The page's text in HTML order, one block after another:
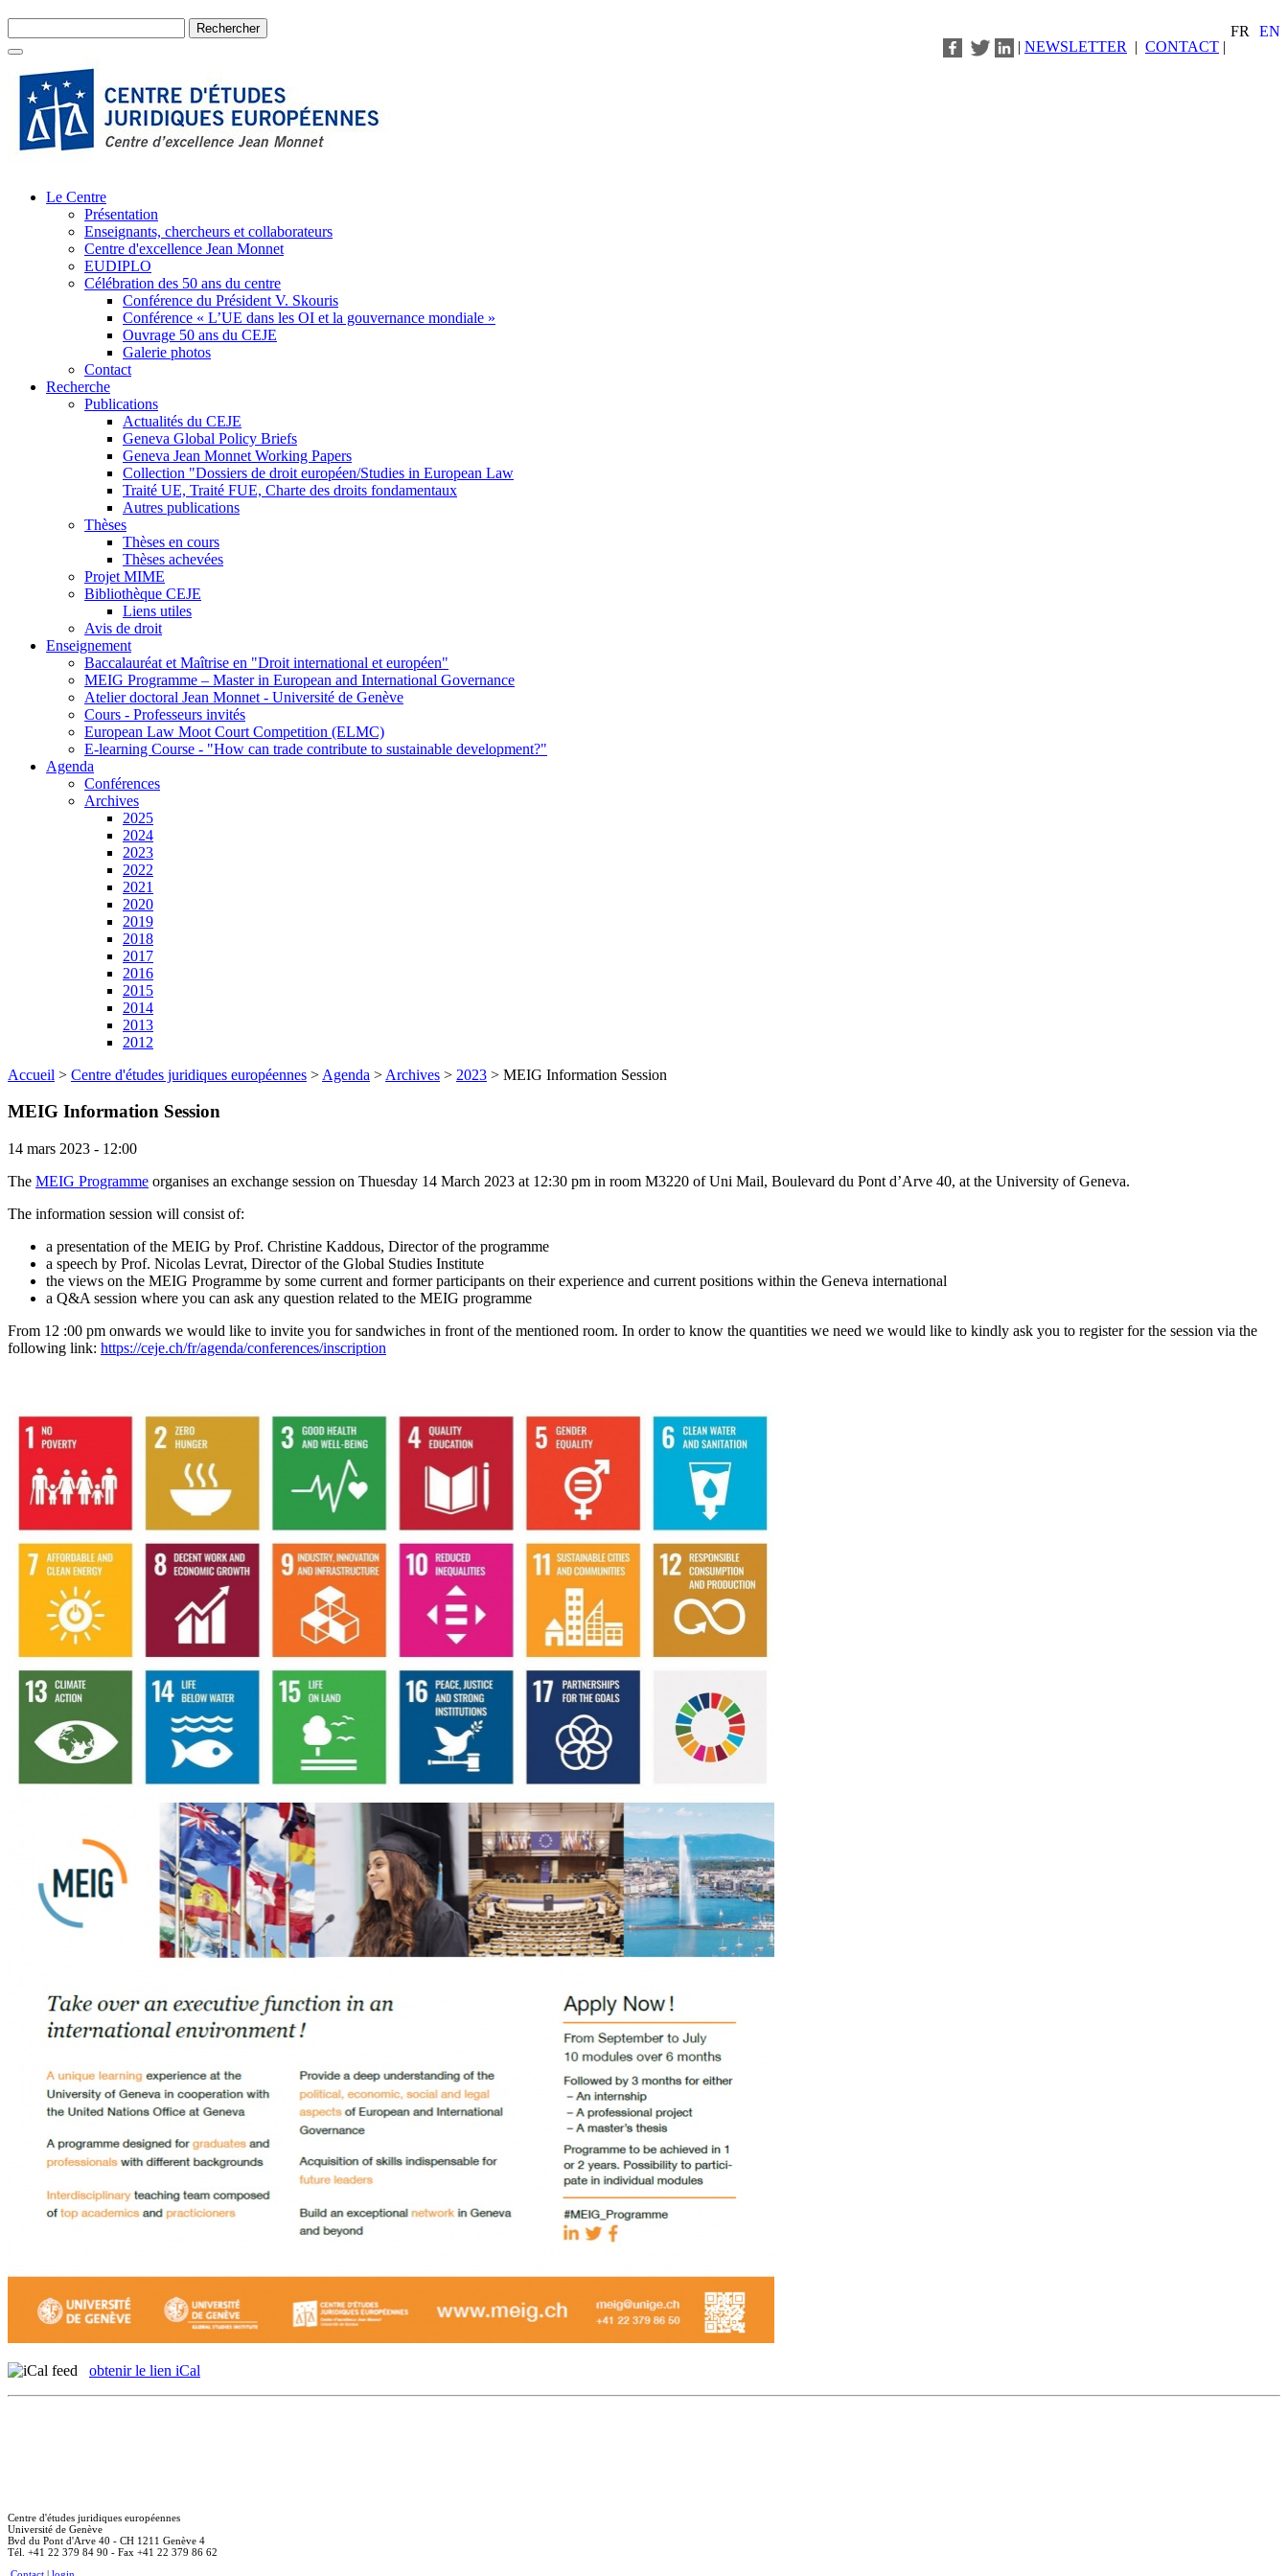
FR
EN
| NEWSLETTER | CONTACT |
Le Centre
Présentation
Enseignants, chercheurs et collaborateurs
Centre d'excellence Jean Monnet
EUDIPLO
Célébration des 50 ans du centre
Conférence du Président V. Skouris
Conférence « L’UE dans les OI et la gouvernance mondiale »
Ouvrage 50 ans du CEJE
Galerie photos
Contact
Recherche
Publications
Actualités du CEJE
Geneva Global Policy Briefs
Geneva Jean Monnet Working Papers
Collection "Dossiers de droit européen/Studies in European Law
Traité UE, Traité FUE, Charte des droits fondamentaux
Autres publications
Thèses
Thèses en cours
Thèses achevées
Projet MIME
Bibliothèque CEJE
Liens utiles
Avis de droit
Enseignement
Baccalauréat et Maîtrise en "Droit international et européen"
MEIG Programme – Master in European and International Governance
Atelier doctoral Jean Monnet - Université de Genève
Cours - Professeurs invités
European Law Moot Court Competition (ELMC)
E-learning Course - "How can trade contribute to sustainable development?"
Agenda
Conférences
Archives
2025
2024
2023
2022
2021
2020
2019
2018
2017
2016
2015
2014
2013
2012
Accueil > Centre d'études juridiques européennes > Agenda > Archives > 2023 > MEIG Information Session
MEIG Information Session
14 mars 2023 - 12:00
The MEIG Programme organises an exchange session on Thuesday 14 March 2023 at 12:30 pm in room M3220 of Uni Mail, Boulevard du Pont d’Arve 40, at the University of Geneva.
The information session will consist of:
a presentation of the MEIG by Prof. Christine Kaddous, Director of the programme
a speech by Prof. Nicolas Levrat, Director of the Global Studies Institute
the views on the MEIG Programme by some current and former participants on their experience and current positions within the Geneva international
a Q&A session where you can ask any question related to the MEIG programme
From 12 :00 pm onwards we would like to invite you for sandwiches in front of the mentioned room. In order to know the quantities we need we would like to kindly ask you to register for the session via the
following link: https://ceje.ch/fr/agenda/conferences/inscription
obtenir le lien iCal
Centre d'études juridiques européennes
Université de Genève
Bvd du Pont d'Arve 40 - CH 1211 Genève 4
Tél. +41 22 379 84 90 - Fax +41 22 379 86 62